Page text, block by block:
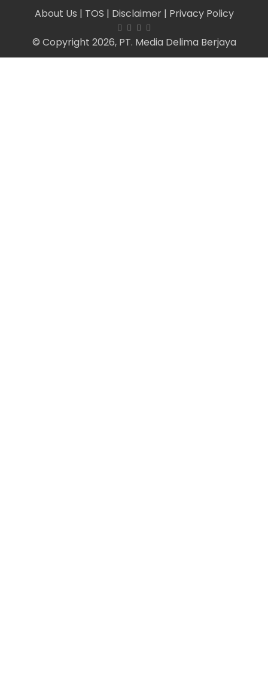
About Us | TOS | Disclaimer | Privacy Policy
© Copyright 2026, PT. Media Delima Berjaya